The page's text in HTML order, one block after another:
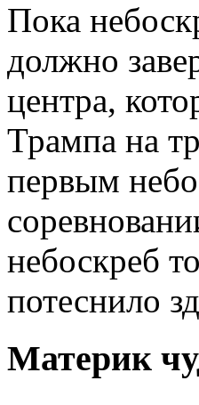
Пока
должно
центра,
Трампа на
первым
небоскреб
потеснило
Материк